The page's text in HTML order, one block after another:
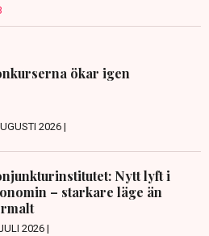
ökar igen
2026 |
Nytt lyft i
– starkare läge än
2026 |